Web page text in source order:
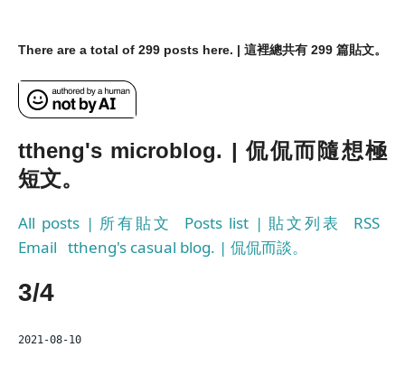
There are a total of 299 posts here. | 這裡總共有 299 篇貼文。
ttheng's microblog. | 侃侃而隨想極
短文。
All posts | 所有貼文 Posts list | 貼文列表
RSS
Email ttheng's casual blog. | 侃侃而談。
3/4
2021-08-10